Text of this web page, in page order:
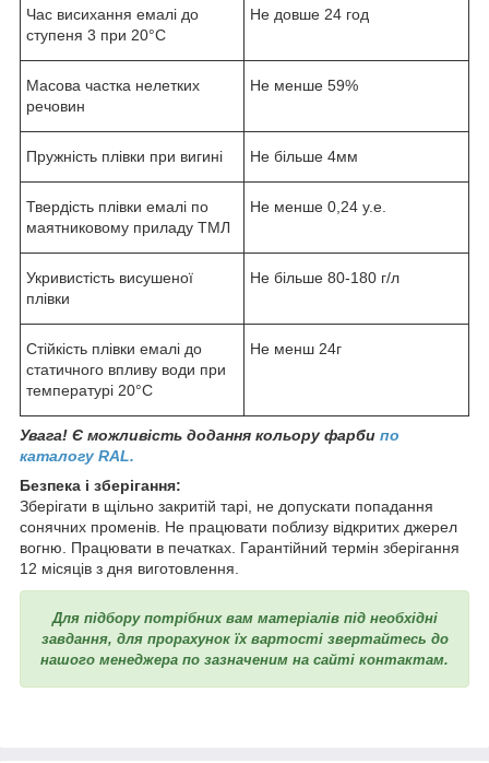
Час висихання емалі до
ступеня 3 при 20°C
Не довше 24 год
Масова частка нелетких
речовин
Не менше 59%
Пружність плівки при вигині Не більше 4мм
Твердість плівки емалі по
маятниковому приладу ТМЛ
Не менше 0,24 у.е.
Укривистість висушеної
плівки
Не більше 80-180 г/л
Стійкість плівки емалі до
статичного впливу води при
температурі 20°C
Не менш 24г
Увага! Є можливість додання кольору фарби по
каталогу RAL.
Безпека і зберігання:
Зберігати в щільно закритій тарі, не допускати попадання
сонячних променів. Не працювати поблизу відкритих джерел
вогню. Працювати в печатках. Гарантійний термін зберігання
12 місяців з дня виготовлення.
Для підбору потрібних вам матеріалів під необхідні
завдання, для прорахунок їх вартості звертайтесь до
нашого менеджера по зазначеним на сайті контактам.